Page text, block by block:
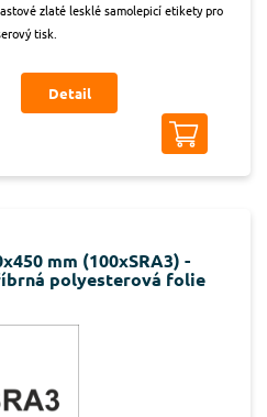
zlaté lesklé samolepicí etikety pro
tisk.
Detail
mm (100xSRA3) -
polyesterová folie